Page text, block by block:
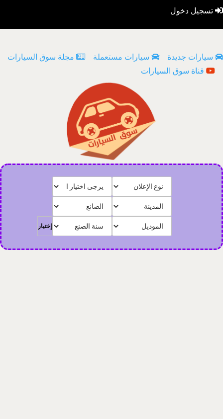
تسجيل دخول
سيارات جديدة سيارات مستعملة
مجلة سوق السيارات
قناة سوق السيارات